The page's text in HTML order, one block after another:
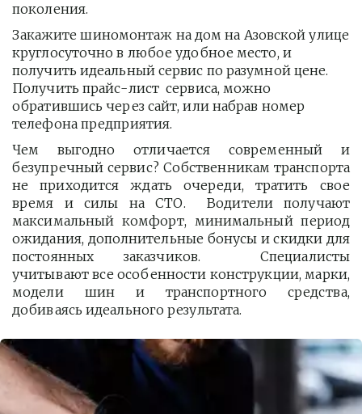
поколения.
Закажите шиномонтаж на дом на Азовской улице
круглосуточно в любое удобное место, и
получить идеальный сервис по разумной цене.
Получить прайс-лист  сервиса, можно
обратившись через сайт, или набрав номер
телефона предприятия.
Чем выгодно отличается современный и
безупречный сервис? Собственникам транспорта
не приходится ждать очереди, тратить свое
время и силы на СТО. Водители получают
максимальный комфорт, минимальный период
ожидания, дополнительные бонусы и скидки для
постоянных заказчиков. Специалисты
учитывают все особенности конструкции, марки,
модели шин и транспортного средства,
добиваясь идеального результата.